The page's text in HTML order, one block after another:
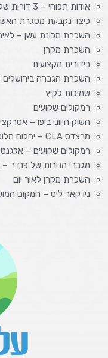
אודות תפוחי – 3 דורות של משק חקלאי
כיצד נקבעת מסגרת
השכרת מכונת עשן –
השכרת מקרן
בידורית מקצועית
השכרת הגברה בירושלים
שמיכות לקיץ
רמקולים שקועים
השוק היווני ביפו –
מרצדס CLA – יהלום מלוטש
רמקולים שקועים –
מגברי מנורות של פנדר –
השכרת מקרן לאור יום
ניו קאר ליס – המקום